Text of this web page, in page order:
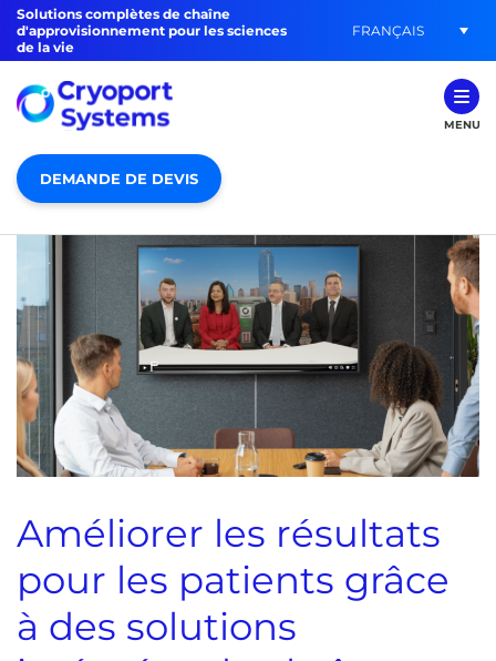
Solutions complètes de chaîne
d'approvisionnement pour les sciences
de la vie
FRANÇAIS
MENU
DEMANDE DE DEVIS
Améliorer les résultats
pour les patients grâce
à des solutions